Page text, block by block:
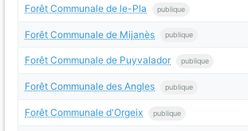
Forêt Communale de le-Pla publique
Forêt Communale de Mijanès publique
Forêt Communale de Puyvalador publique
Forêt Communale des Angles publique
Forêt Communale d'Orgeix publique